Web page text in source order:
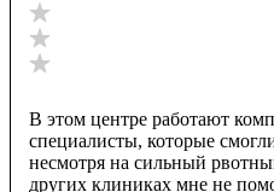
В этом центре работают
специалисты, которые
несмотря на сильный
других клиниках мне не